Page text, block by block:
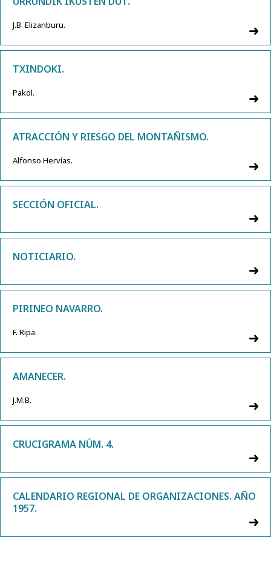
J.B. Elizanburu.
TXINDOKI.
Pakol.
ATRACCIÓN Y RIESGO DEL MONTAÑISMO.
Alfonso Hervías.
SECCIÓN OFICIAL.
NOTICIARIO.
PIRINEO NAVARRO.
F. Ripa.
AMANECER.
J.M.B.
CRUCIGRAMA NÚM. 4.
CALENDARIO REGIONAL DE ORGANIZACIONES. AÑO
1957.